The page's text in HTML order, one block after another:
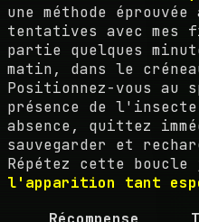
une méthode
tentatives avec mes
partie quelques
matin, dans le
Positionnez-vous
présence de
absence, quittez
sauvegarder et
Répétez cette
l'apparition tant